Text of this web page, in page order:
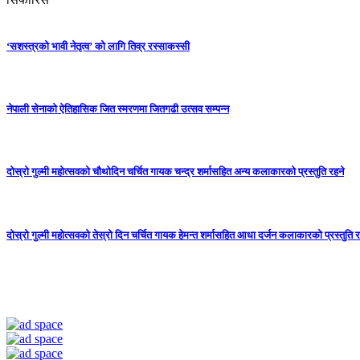
‘सशस्त्रको भावी नेतृत्व’ को लागि तिव्र रस्साकस्सी
नेपाली सेनाको ऐतिहासिक जित स्मरणमा जितगढी उत्सव सम्पन्न
दोस्रो गुल्मी महोत्सवको चौथोदिन चर्चित गायक चन्द्र शर्मासहित अन्य कलाकारको प्रस्तुति रहने
दोस्रो गुल्मी महोत्सवको तेस्रो दिन चर्चित गायक हेमन्त शर्मासहित आधा दर्जन कलाकारको प्रस्तुति